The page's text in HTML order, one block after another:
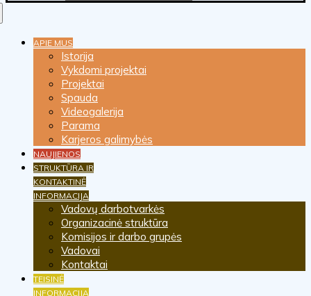
APIE MUS
Istorija
Vykdomi projektai
Projektai
Spauda
Videogalerija
Parama
Karjeros galimybės
NAUJIENOS
STRUKTŪRA IR
KONTAKTINĖ
INFORMACIJA
Vadovų darbotvarkės
Organizacinė struktūra
Komisijos ir darbo grupės
Vadovai
Kontaktai
TEISINĖ
INFORMACIJA